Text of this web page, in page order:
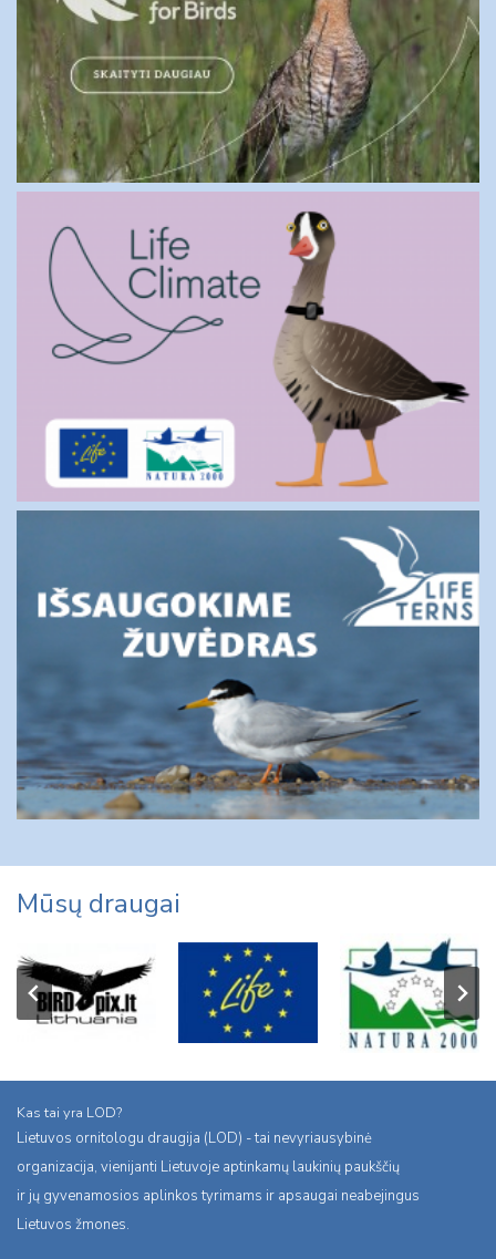
Mūsų draugai
Kas tai yra LOD?
Lietuvos ornitologu draugija (LOD) - tai nevyriausybinė
organizacija, vienijanti Lietuvoje aptinkamų laukinių paukščių
ir jų gyvenamosios aplinkos tyrimams ir apsaugai neabejingus
Lietuvos žmones.